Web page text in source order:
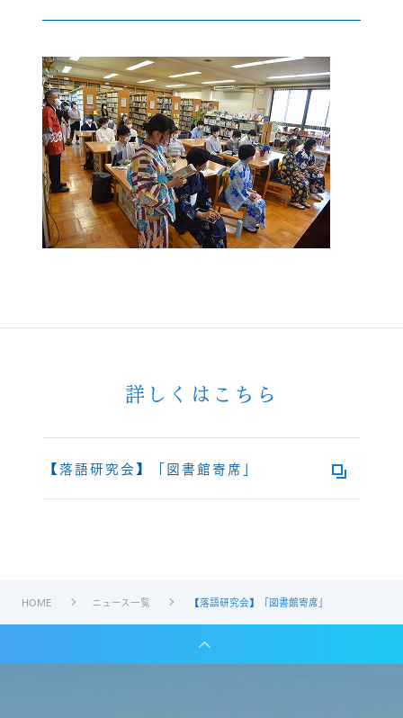
詳しくはこちら
【落語研究会】「図書館寄席」
HOME ニュース一覧 【落語研究会】「図書館寄席」